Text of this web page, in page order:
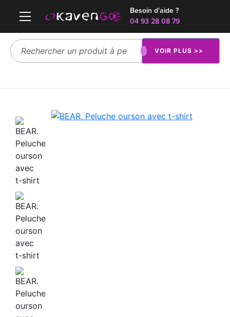
Besoin d'aide ?
04 93 28 08 79
VOIR PLUS >>